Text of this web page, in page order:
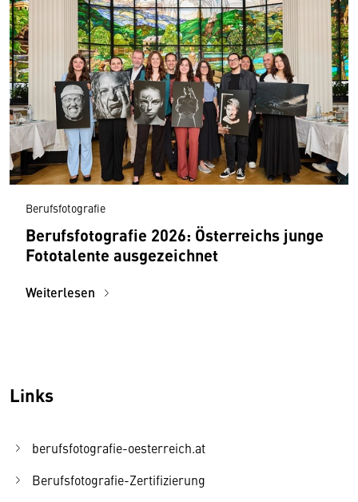
Berufsfotografie
Berufsfotografie 2026: Österreichs junge
Fototalente ausgezeichnet
Weiterlesen
Links
berufsfotografie-oesterreich.at
Berufsfotografie-Zertifizierung